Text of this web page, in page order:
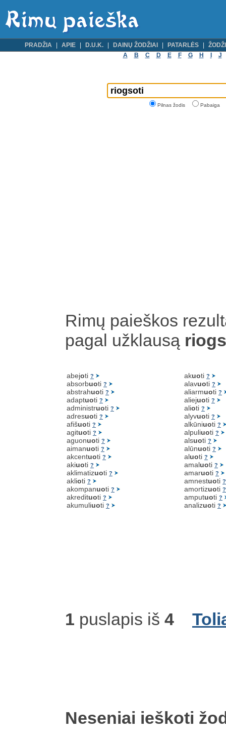
PRADŽIA APIE D.U.K. DAINŲ ŽODŽIAI PATARLĖS
A
B C D E F G H J
Pilnas žodis Pabaiga
Rimų paieškos
pagal užklausą riogs
abejoti ?
absorbuoti ?
abstrahuoti ?
adaptuoti ?
administruoti ?
adresuoti ?
afišuoti ?
agituoti ?
aguonuoti ?
aimanuoti ?
akcentuoti ?
akiuoti ?
aklimatizuoti ?
aklioti ?
akompanuoti ?
akredituoti ?
akumuliuoti ?
akuoti ?
alavuoti ?
aliarmuoti ?
aliejuoti ?
alioti ?
alyvuoti ?
alkūniuoti ?
alpuliuoti ?
alsuoti ?
alūnuoti ?
aluoti ?
amaluoti ?
amaruoti ?
amnestuoti ?
amortizuoti ?
amputuoti ?
analizuoti ?
1 puslapis iš 4
Neseniai ieškoti